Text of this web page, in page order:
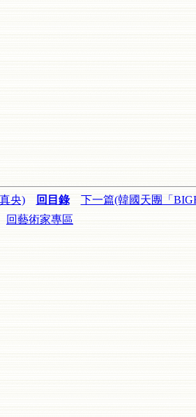
央) 回目錄
下一篇(韓國天團「
回藝術家專區